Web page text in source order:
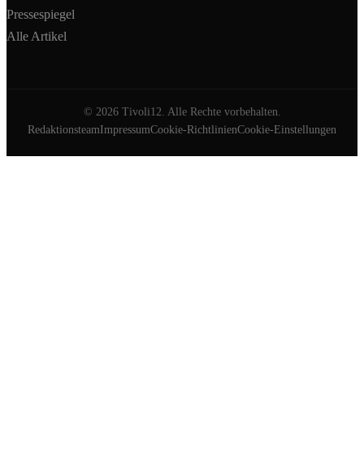
Pressespiegel
Alle Artikel
© 2026Tivoli12. Alle Rechte vorbehalten.
RedaktionsteamImpressumCookie-RichtlinienCookie-Einstellungen